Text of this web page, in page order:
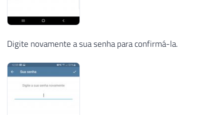
Digite novamente a sua senha para confirmá-la.